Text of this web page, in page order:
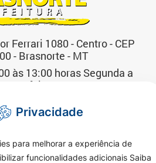
Ferrari 1080 - Centro - CEP
- Brasnorte - MT
às 13:00 horas Segunda a
Sexta-feira
direitos reservados.
Privacidade
para melhorar a experiência de
funcionalidades adicionais Saiba